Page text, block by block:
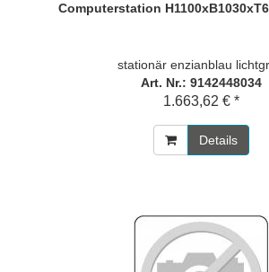
Computerstation
stationär enzianblau
Art. Nr.: 9142448034
1.663,62 € *
Details